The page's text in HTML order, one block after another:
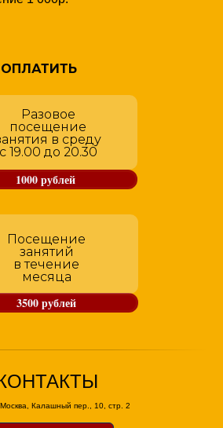
ОПЛАТИТЬ
3500 рублей
1000 рублей
Разовое
посещение
в среду
с 19.00 до 20.30
Посещение
занятий
в течение
месяца
Москва, Калашный пер., 10, стр. 2